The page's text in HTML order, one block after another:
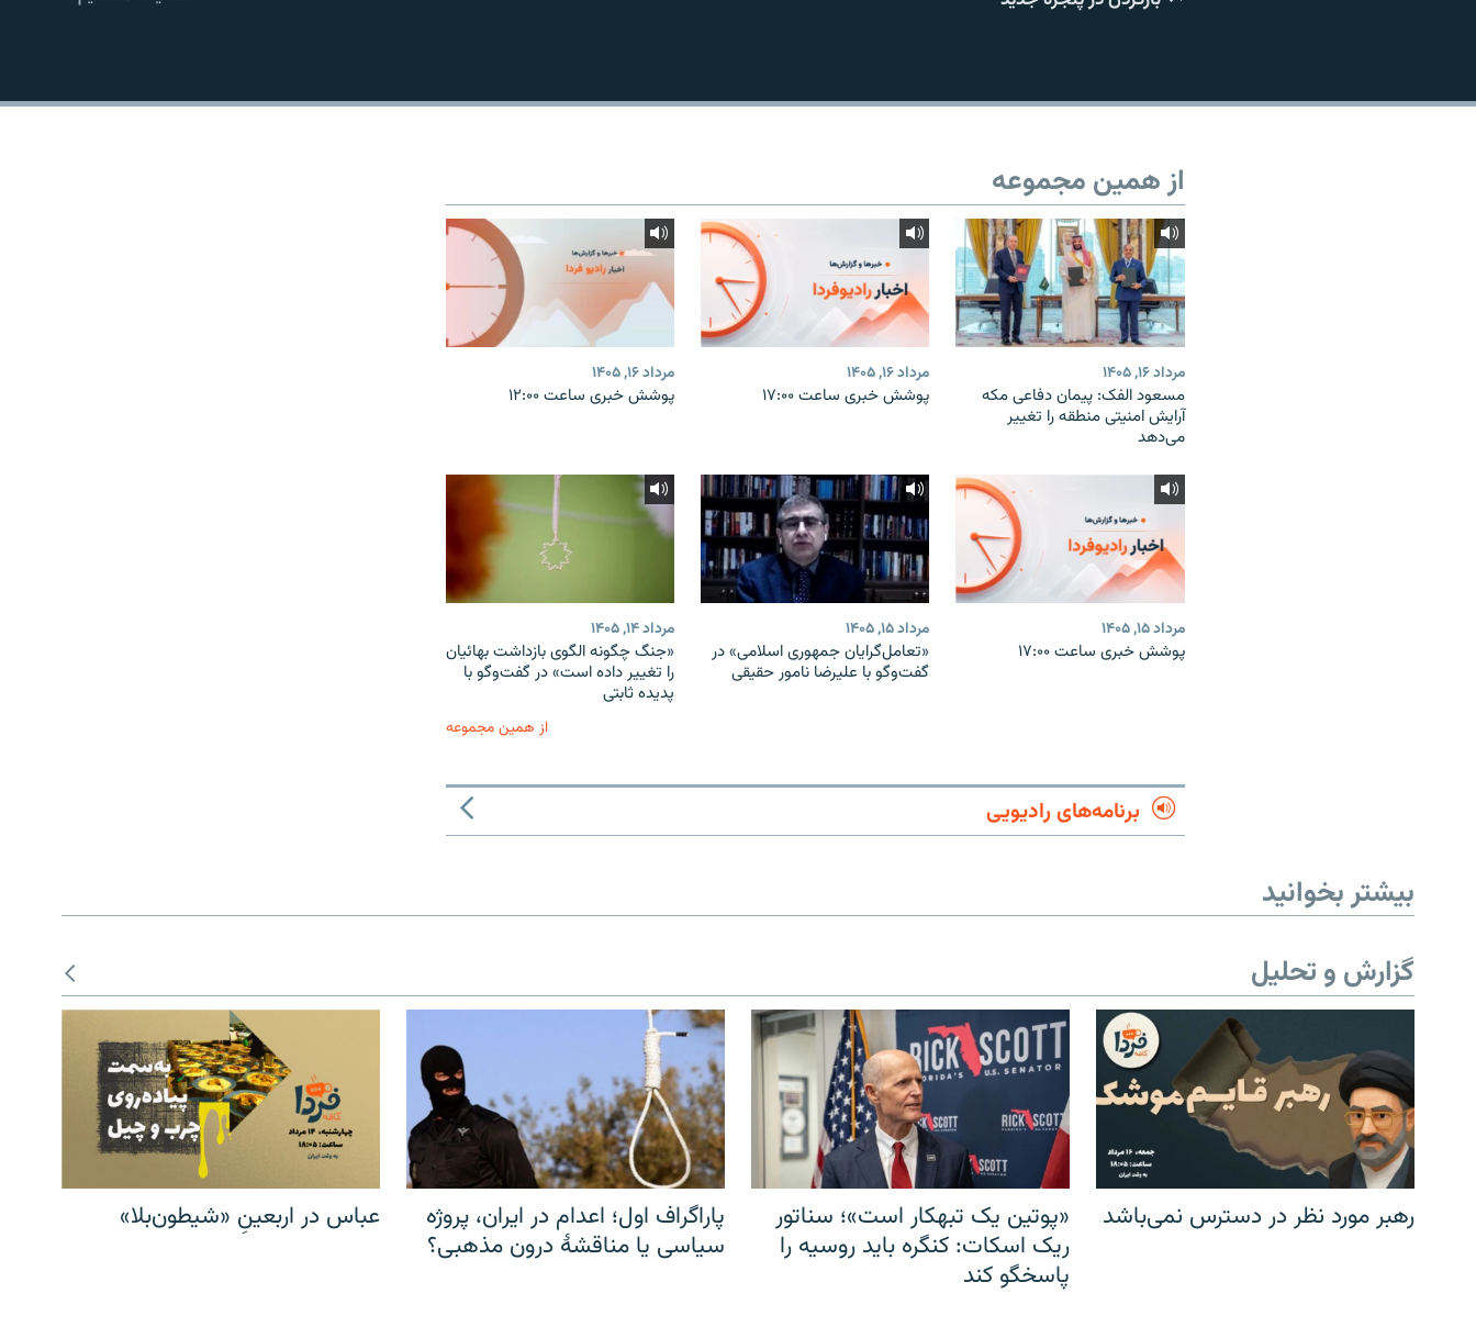
EMBED
از همین مجموعه
مرداد ۱۶, ۱۴۰۵
مسعود الفک: پیمان دفاعی مکه
آرایش امنیتی منطقه را تغییر
می‌دهد
مرداد ۱۶, ۱۴۰۵
پوشش خبری ساعت ۱۷:۰۰
مرداد ۱۶, ۱۴۰۵
پوشش خبری ساعت ۱۲:۰۰
مرداد ۱۵, ۱۴۰۵
پوشش خبری ساعت ۱۷:۰۰
مرداد ۱۵, ۱۴۰۵
«تعامل‌گرایان جمهوری اسلامی» در
گفت‌وگو با علیرضا نامور حقیقی
مرداد ۱۴, ۱۴۰۵
«جنگ چگونه الگوی بازداشت بهائیان
را تغییر داده است» در گفت‌وگو با
پدیده ثابتی
از همین مجموعه
برنامه‌های رادیویی
بیشتر بخوانید
گزارش و تحلیل
رهبر مورد نظر در دسترس نمی‌باشد
«پوتین یک تبهکار است»؛ سناتور
ریک اسکات: کنگره باید روسیه را
پاسخگو کند
پاراگراف اول؛ اعدام در ایران، پروژه
سیاسی یا مناقشهٔ درون مذهبی؟
عباس در اربعینِ «شیطون‌بلا»